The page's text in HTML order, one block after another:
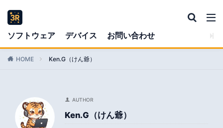
ソフトウェア デバイス お問い合わせ
HOME Ken.G（けん爺）
AUTHOR
Ken.G（けん爺）